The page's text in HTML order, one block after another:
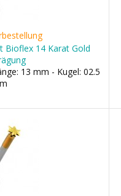
Bioflex 14 Karat Gold
13 mm - Kugel: 02.5